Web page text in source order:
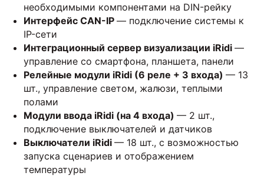
необходимыми компонентами на DIN-рейку
Интерфейс CAN-IP — подключение системы к
IP-сети
Интеграционный сервер визуализации iRidi —
управление со смартфона, планшета, панели
Релейные модули iRidi (6 реле + 3 входа) — 13
шт., управление светом, жалюзи, теплыми
полами
Модули ввода iRidi (на 4 входа) — 2 шт.,
подключение выключателей и датчиков
Выключатели iRidi — 18 шт., с возможностью
запуска сценариев и отображением
температуры